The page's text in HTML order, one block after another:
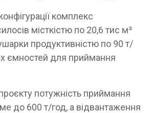
комплекс
місткістю по 20,6 тис м³
продуктивністю по 90 т/
ємностей для приймання
проєкту потужність приймання
до 600 т/год, а відвантаження